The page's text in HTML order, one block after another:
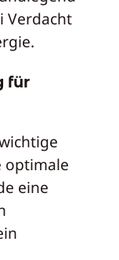
Verdacht
für
optimale
eine